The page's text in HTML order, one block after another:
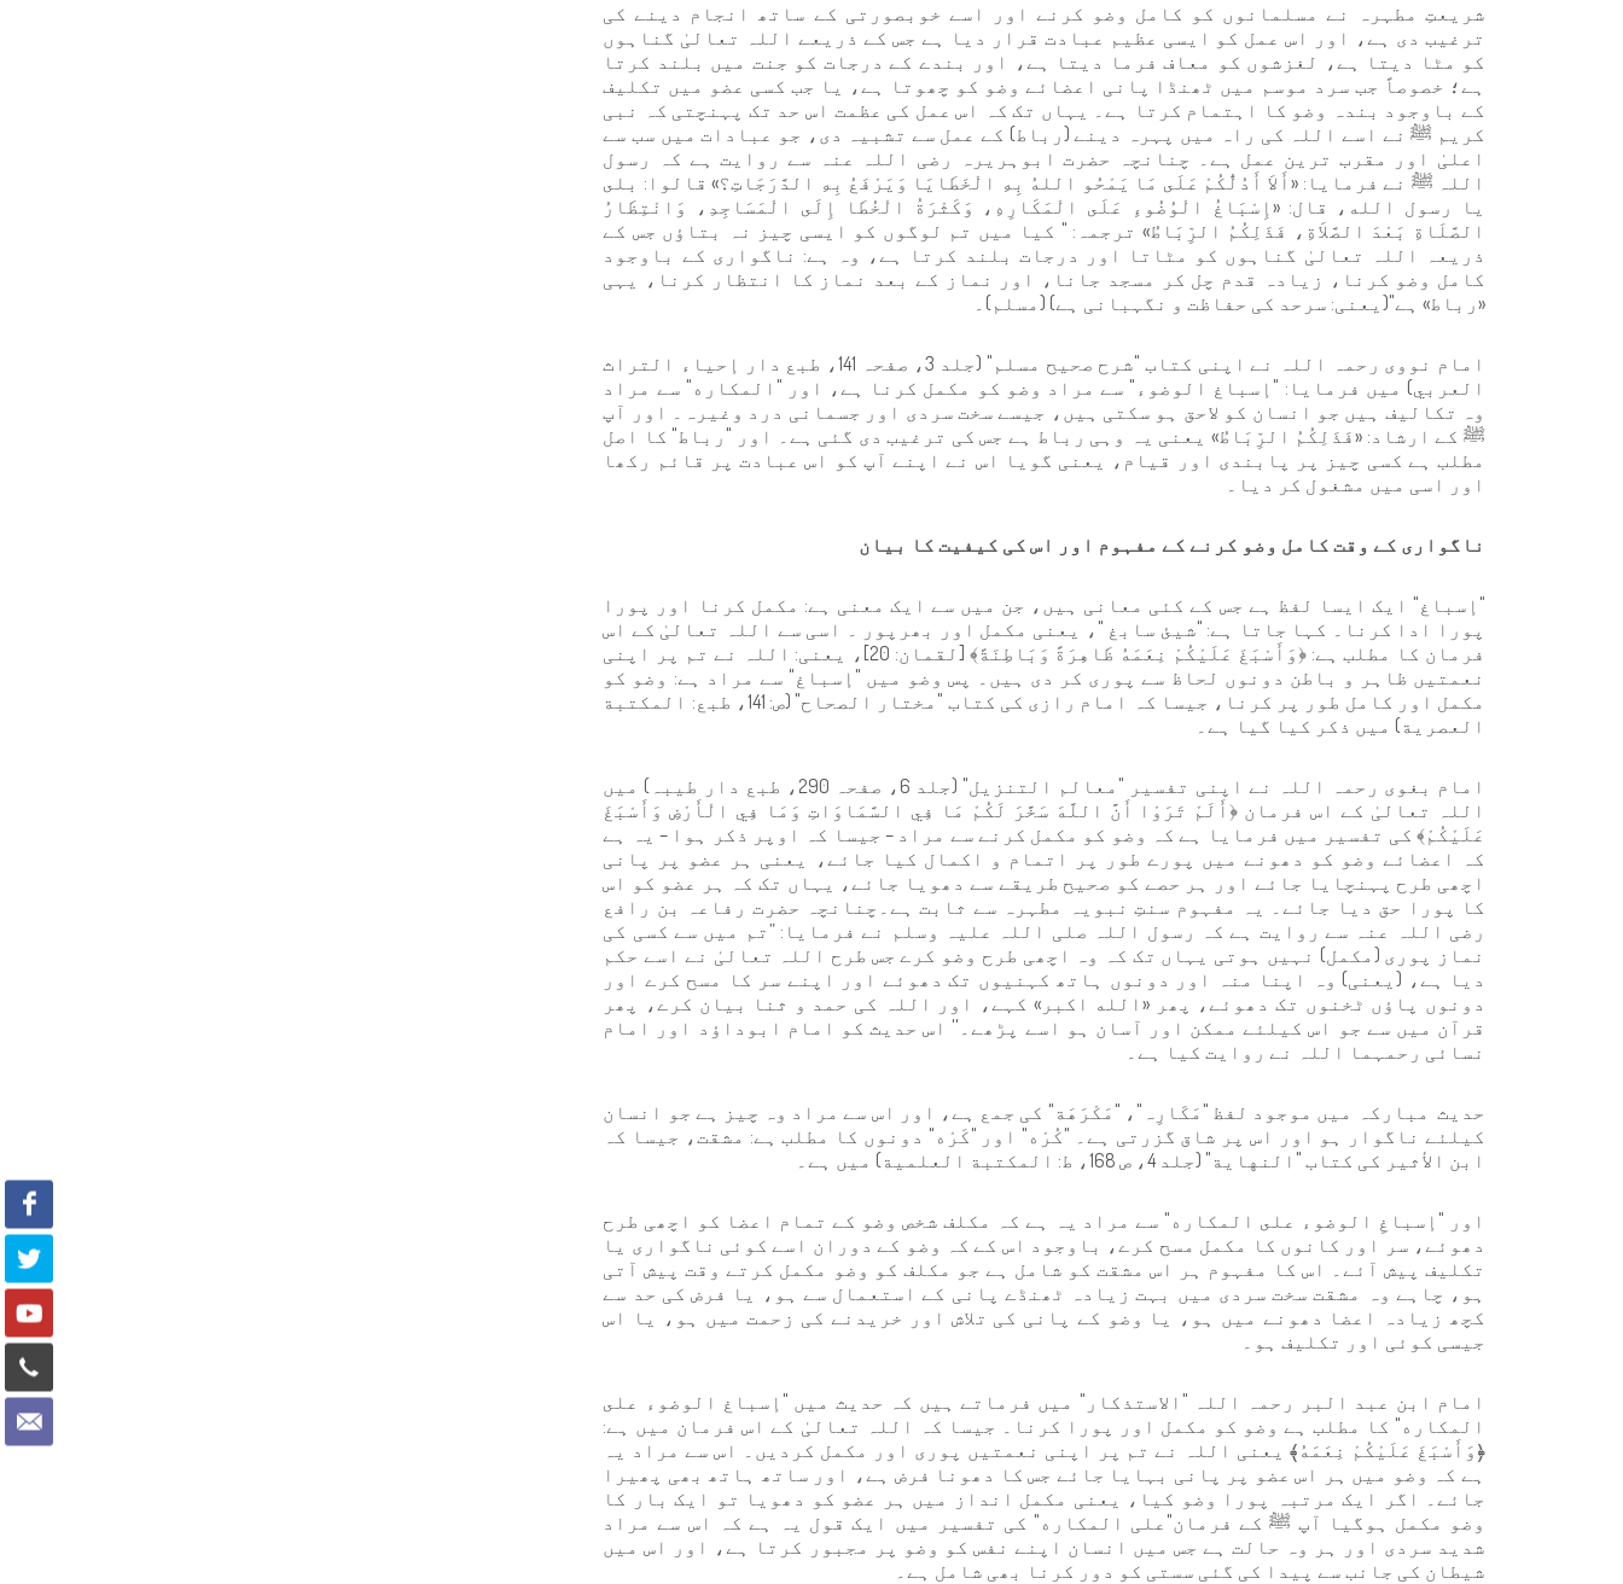
شریعتِ مطہرہ نے مسلمانوں کو کامل وضو کرنے اور اسے خوبصورتی کے ساتھ انجام دینے کی
ترغیب دی ہے، اور اس عمل کو ایسی عظیم عبادت قرار دیا ہے جس کے ذریعے اللہ تعالیٰ گناہوں
کو مٹا دیتا ہے، لغزشوں کو معاف فرما دیتا ہے، اور بندے کے درجات کو جنت میں بلند کرتا
ہے؛ خصوصاً جب سرد موسم میں ٹھنڈا پانی اعضائے وضو کو چھوتا ہے، یا جب کسی عضو میں تکلیف
کے باوجود بندہ وضو کا اہتمام کرتا ہے۔ یہاں تک کہ اس عمل کی عظمت اس حد تک پہنچتی کہ نبی
کریم ﷺ نے اسے اللہ کی راہ میں پہرہ دینے (رباط) کے عمل سے تشبیہ دی، جو عبادات میں سب سے
اعلیٰ اور مقرب ترین عمل ہے۔ چنانچہ حضرت ابوہریرہ رضی اللہ عنہ سے روایت ہے کہ رسول
اللہ ﷺ نے فرمایا: «أَلاَ أَدُلُّكُمْ عَلَى مَا يَمْحُو اللهُ بِهِ الْخَطَايَا وَيَرْفَعُ بِهِ الدَّرَجَاتِ؟» قالوا: بلى
يا رسول الله، قال: «إِسْبَاغُ الْوُضُوءِ عَلَى الْمَكَارِهِ، وَكَثْرَةُ الْخُطَا إِلَى الْمَسَاجِدِ، وَانْتِظَارُ
الصَّلَاةِ بَعْدَ الصَّلاَةِ، فَذَلِكُمُ الرِّبَاطُ» ترجمہ: " کیا میں تم لوگوں کو ایسی چیز نہ بتاؤں جس کے
ذریعہ اللہ تعالیٰ گناہوں کو مٹاتا اور درجات بلند کرتا ہے، وہ ہے: ناگواری کے باوجود
کامل وضو کرنا، زیادہ قدم چل کر مسجد جانا، اور نماز کے بعد نماز کا انتظار کرنا، یہی
«رباط» ہے"(یعنی: سرحد کی حفاظت و نگہبانی ہے) (مسلم)۔
امام نووی رحمہ اللہ نے اپنی کتاب "شرح صحیح مسلم" (جلد 3، صفحہ 141، طبع دار إحياء التراث
العربي) میں فرمایا: "إسباغ الوضوء" سے مراد وضو کو مکمل کرنا ہے، اور "المكاره" سے مراد
وہ تکالیف ہیں جو انسان کو لاحق ہو سکتی ہیں، جیسے سخت سردی اور جسمانی درد وغیرہ۔ اور آپ
ﷺ کے ارشاد: «فَذَلِكُمُ الرِّبَاطُ» یعنی یہ وہی رباط ہے جس کی ترغیب دی گئی ہے۔ اور "رباط" کا اصل
مطلب ہے کسی چیز پر پابندی اور قیام، یعنی گویا اس نے اپنے آپ کو اس عبادت پر قائم رکھا
اور اسی میں مشغول کر دیا۔
ناگواری کے وقت کامل وضو کرنے کے مفہوم اور اس کی کیفیت کا بیان
"إسباغ" ایک ایسا لفظ ہے جس کے کئی معانی ہیں، جن میں سے ایک معنی ہے: مکمل کرنا اور پورا
پورا ادا کرنا۔ کہا جاتا ہے: "شیئ سابغ "، یعنی مکمل اور بھرپور ۔ اسی سے اللہ تعالیٰ کے اس
فرمان کا مطلب ہے: ﴿وَأَسْبَغَ عَلَيْكُمْ نِعَمَهُ ظَاهِرَةً وَبَاطِنَةً﴾ [لقمان: 20]، یعنی: اللہ نے تم پر اپنی
نعمتیں ظاہر و باطن دونوں لحاظ سے پوری کر دی ہیں۔ پس وضو میں "إسباغ" سے مراد ہے: وضو کو
مکمل اور کامل طور پر کرنا، جیسا کہ امام رازی کی کتاب "مختار الصحاح" (ص: 141، طبع: المكتبة
العصرية) میں ذکر کیا گیا ہے۔
امام بغوی رحمہ اللہ نے اپنی تفسیر "معالم التنزيل" (جلد 6، صفحہ 290، طبع دار طیبہ) میں
اللہ تعالیٰ کے اس فرمان ﴿أَلَمْ تَرَوْا أَنَّ اللَّهَ سَخَّرَ لَكُمْ مَا فِي السَّمَاوَاتِ وَمَا فِي الْأَرْضِ وَأَسْبَغَ
عَلَيْكُمْ﴾ کی تفسیر میں فرمایا ہے کہ وضو کو مکمل کرنے سے مراد – جیسا کہ اوپر ذکر ہوا – یہ ہے
کہ اعضائے وضو کو دھونے میں پورے طور پر اتمام و اکمال کیا جائے، یعنی ہر عضو پر پانی
اچھی طرح پہنچایا جائے اور ہر حصے کو صحیح طریقے سے دھویا جائے، یہاں تک کہ ہر عضو کو اس
کا پورا حق دیا جائے۔ یہ مفہوم سنتِ نبویہ مطہرہ سے ثابت ہے۔چنانچہ حضرت رفاعہ بن رافع
رضی اللہ عنہ سے روایت ہے کہ رسول اللہ صلی اللہ علیہ وسلم نے فرمایا: ”تم میں سے کسی کی
نماز پوری (مکمل) نہیں ہوتی یہاں تک کہ وہ اچھی طرح وضو کرے جس طرح اللہ تعالیٰ نے اسے حکم
دیا ہے، (یعنی) وہ اپنا منہ اور دونوں ہاتھ کہنیوں تک دھوئے اور اپنے سر کا مسح کرے اور
دونوں پاؤں ٹخنوں تک دھوئے، پھر «الله اكبر» کہے، اور اللہ کی حمد و ثنا بیان کرے، پھر
قرآن میں سے جو اس کیلئے ممکن اور آسان ہو اسے پڑھے۔'' اس حدیث کو امام ابوداؤد اور امام
نسائی رحمہما اللہ نے روایت کیا ہے۔
حدیث مبارکہ میں موجود لفظ "مَکَارِہ"، "مَكْرَهَة" کی جمع ہے، اور اس سے مراد وہ چیز ہے جو انسان
کیلئے ناگوار ہو اور اس پر شاق گزرتی ہے۔ "کُرْه" اور "كَرْه" دونوں کا مطلب ہے: مشقت، جیسا کہ
ابن الأثیر کی کتاب "النهاية" (جلد 4، ص 168، ط: المكتبة العلمية) میں ہے۔
اور "إسباغِ الوضوء على المكاره" سے مراد یہ ہے کہ مکلف شخص وضو کے تمام اعضا کو اچھی طرح
دھوئے، سر اور کانوں کا مکمل مسح کرے، باوجود اس کے کہ وضو کے دوران اسے کوئی ناگواری یا
تکلیف پیش آئے۔ اس کا مفہوم ہر اس مشقت کو شامل ہے جو مکلف کو وضو مکمل کرتے وقت پیش آتی
ہو، چاہے وہ مشقت سخت سردی میں بہت زیادہ ٹھنڈے پانی کے استعمال سے ہو، یا فرض کی حد سے
کچھ زیادہ اعضا دھونے میں ہو، یا وضو کے پانی کی تلاش اور خریدنے کی زحمت میں ہو، یا اس
جیسی کوئی اور تکلیف ہو۔
امام ابن عبد البر رحمہ اللہ "الاستذکار" میں فرماتے ہیں کہ حدیث میں "إسباغ الوضوء على
المكاره" کا مطلب ہے وضو کو مکمل اور پورا کرنا۔ جیسا کہ اللہ تعالیٰ کے اس فرمان میں ہے:
﴿وَأَسْبَغَ عَلَيْكُمْ نِعَمَهُ﴾ یعنی اللہ نے تم پر اپنی نعمتیں پوری اور مکمل کردیں۔ اس سے مراد یہ
ہے کہ وضو میں ہر اس عضو پر پانی بہایا جائے جس کا دھونا فرض ہے، اور ساتھ ہاتھ بھی پھیرا
جائے۔ اگر ایک مرتبہ پورا وضو کیا، یعنی مکمل انداز میں ہر عضو کو دھویا تو ایک بار کا
وضو مکمل ہوگیا آپ ﷺ کے فرمان"علی المکاره" کی تفسیر میں ایک قول یہ ہے کہ اس سے مراد
شدید سردی اور ہر وہ حالت ہے جس میں انسان اپنے نفس کو وضو پر مجبور کرتا ہے، اور اس میں
شیطان کی جانب سے پیدا کی گئی سستی کو دور کرنا بھی شامل ہے۔